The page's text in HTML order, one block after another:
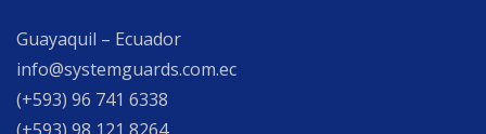
Guayaquil – Ecuador
info@systemguards.com.ec
(+593) 96 741 6338